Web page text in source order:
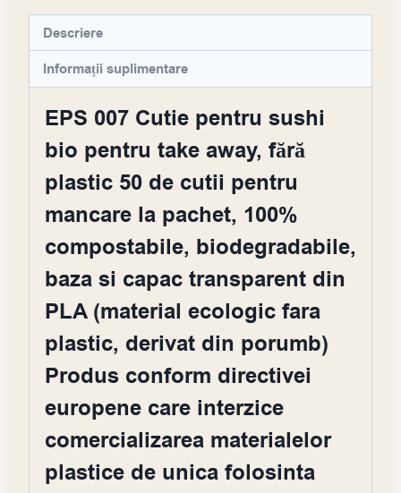
Descriere
Informații suplimentare
EPS 007 Cutie pentru sushi
bio pentru take away, fără
plastic 50 de cutii pentru
mancare la pachet, 100%
compostabile, biodegradabile,
baza si capac transparent din
PLA (material ecologic fara
plastic, derivat din porumb)
Produs conform directivei
europene care interzice
comercializarea materialelor
plastice de unica folosinta